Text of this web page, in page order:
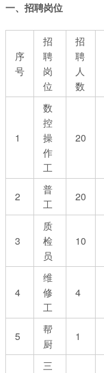
一、招聘岗位
序
号
招
聘
岗
位
招
聘
人
数
1
数
控
操
作
工
20
2
普
工
20
3
质
检
员
10
4
维
修
工
4
5
帮
厨
1
三